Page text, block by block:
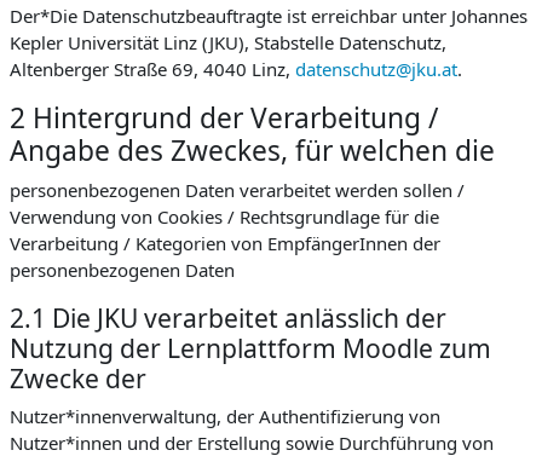
Der*Die Datenschutzbeauftragte ist erreichbar unter Johannes
Kepler Universität Linz (JKU), Stabstelle Datenschutz,
Altenberger Straße 69, 4040 Linz, datenschutz@jku.at.
2 Hintergrund der Verarbeitung /
Angabe des Zweckes, für welchen die
personenbezogenen Daten verarbeitet werden sollen /
Verwendung von Cookies / Rechtsgrundlage für die
Verarbeitung / Kategorien von EmpfängerInnen der
personenbezogenen Daten
2.1 Die JKU verarbeitet anlässlich der
Nutzung der Lernplattform Moodle zum
Zwecke der
Nutzer*innenverwaltung, der Authentifizierung von
Nutzer*innen und der Erstellung sowie Durchführung von